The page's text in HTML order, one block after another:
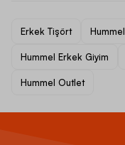
Erkek Tişört Hummel
Hummel Erkek Giyim
Hummel Outlet